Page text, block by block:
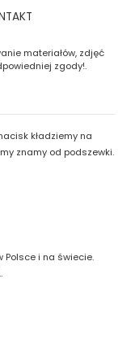
materiałów, zdjęć
zgody!.
kładziemy na
znamy od podszewki.
Polsce i na świecie.